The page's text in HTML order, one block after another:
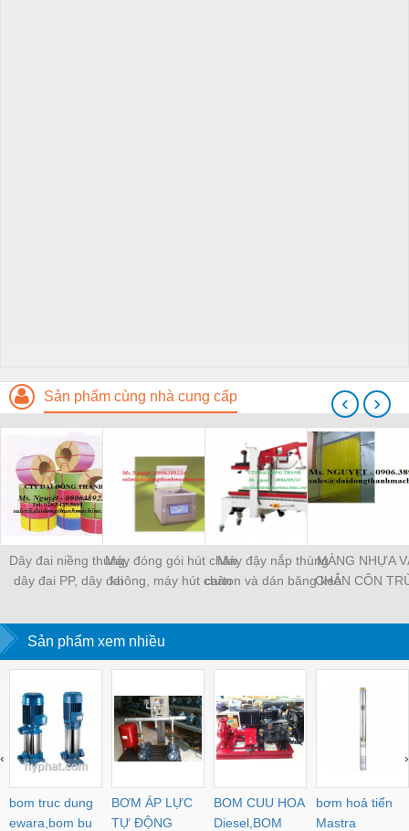
Sản phẩm cùng nhà cung cấp
Dây đai niềng thùng,
dây đai PP, dây đai
Máy đóng gói hút chân
không, máy hút chân
Máy đậy nắp thùng
carton và dán băng keo
MÀNG NHỰA
CHẮN CÔN
KHO LẠNH,
‹ ›
Sản phẩm xem nhiều
bom truc dung
ewara,bom bu
BƠM ÁP LỰC
TỰ ĐỘNG
BOM CUU HOA
Diesel,BOM
bơm hoả tiển
Mastra
‹ ›